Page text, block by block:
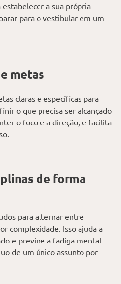
estabelecer a sua própria
para o vestibular em um
metas
claras e específicas para
o que precisa ser alcançado
o foco e a direção, e facilita
de forma
para alternar entre
complexidade. Isso ajuda a
e previne a fadiga mental
de um único assunto por